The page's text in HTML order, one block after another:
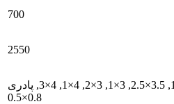
700
2550
,
3.5×2.5
,
3×1
,
3×2
,
4×1
,
4×3
, پادری
0.8×0.5